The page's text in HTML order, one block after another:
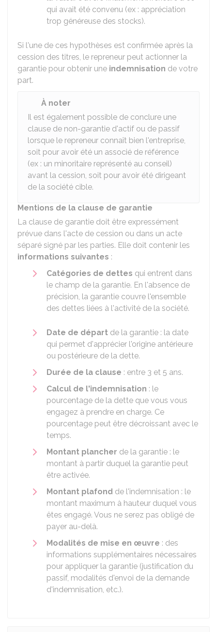
qui avait été convenu (ex : appréciation
trop généreuse des stocks).
Si l'une de ces hypothèses est confirmée après la
cession des titres, le repreneur peut actionner la
garantie pour obtenir une indemnisation de votre
part.
À noter
Il est également possible de conclure une
clause de non-garantie d'actif ou de passif
lorsque le repreneur connaît bien l'entreprise,
soit pour avoir été un associé de référence
(ex : un minoritaire représenté au conseil)
avant la cession, soit pour avoir été dirigeant
de la société cible.
Mentions de la clause de garantie
La clause de garantie doit être expressément
prévue dans l'acte de cession ou dans un acte
séparé signé par les parties. Elle doit contenir les
informations suivantes :
Catégories de dettes qui entrent dans
le champ de la garantie. En l'absence de
précision, la garantie couvre l'ensemble
des dettes liées à l'activité de la société.
Date de départ de la garantie : la date
qui permet d'apprécier l'origine antérieure
ou postérieure de la dette.
Durée de la clause : entre 3 et 5 ans.
Calcul de l'indemnisation : le
pourcentage de la dette que vous vous
engagez à prendre en charge. Ce
pourcentage peut être décroissant avec le
temps.
Montant plancher de la garantie : le
montant à partir duquel la garantie peut
être activée.
Montant plafond de l'indemnisation : le
montant maximum à hauteur duquel vous
êtes engagé. Vous ne serez pas obligé de
payer au-delà.
Modalités de mise en œuvre : des
informations supplémentaires nécessaires
pour appliquer la garantie (justification du
passif, modalités d'envoi de la demande
d'indemnisation, etc.).